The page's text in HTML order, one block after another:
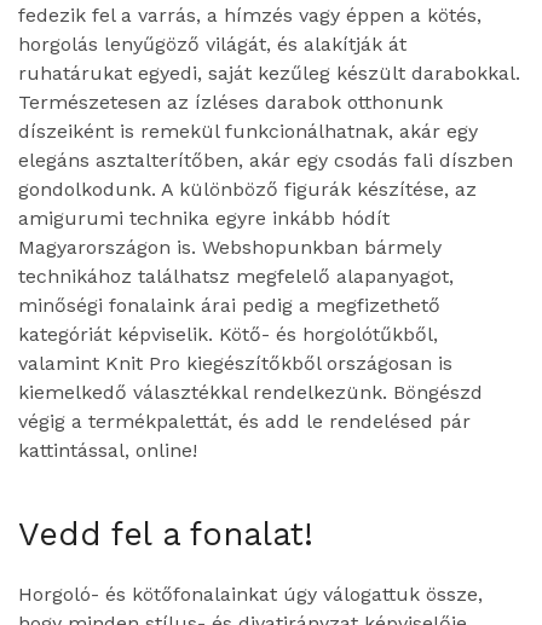
fedezik fel a varrás, a hímzés vagy éppen a kötés,
horgolás lenyűgöző világát, és alakítják át
ruhatárukat egyedi, saját kezűleg készült darabokkal.
Természetesen az ízléses darabok otthonunk
díszeiként is remekül funkcionálhatnak, akár egy
elegáns asztalterítőben, akár egy csodás fali díszben
gondolkodunk. A különböző figurák készítése, az
amigurumi technika egyre inkább hódít
Magyarországon is. Webshopunkban bármely
technikához találhatsz megfelelő alapanyagot,
minőségi fonalaink árai pedig a megfizethető
kategóriát képviselik. Kötő- és horgolótűkből,
valamint Knit Pro kiegészítőkből országosan is
kiemelkedő választékkal rendelkezünk. Böngészd
végig a termékpalettát, és add le rendelésed pár
kattintással, online!
Vedd fel a fonalat!
Horgoló- és kötőfonalainkat úgy válogattuk össze,